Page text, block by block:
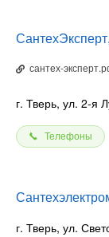
сантех-
г. Тверь, ул. 2-я
Телефоны
г. Тверь, ул.